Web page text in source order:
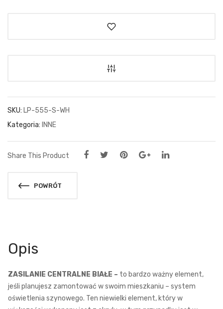
SKU: LP-555-S-WH
Kategoria: INNE
Share This Product
POWRÓT
Opis
ZASILANIE CENTRALNE BIAŁE – to bardzo ważny element,
jeśli planujesz zamontować w swoim mieszkaniu – system
oświetlenia szynowego. Ten niewielki element, który w